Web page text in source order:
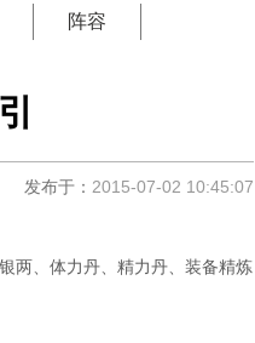
阵容
发布于： 2015-07-02 10:45:07
两、体力丹、精力丹、装备精炼